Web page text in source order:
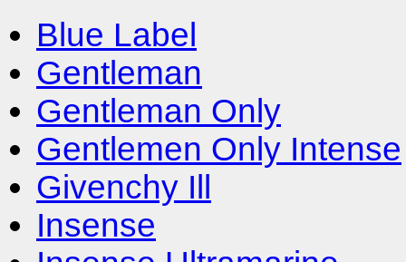
Blue Label
Gentleman
Gentleman Only
Gentlemen Only Intense
Givenchy Ill
Insense